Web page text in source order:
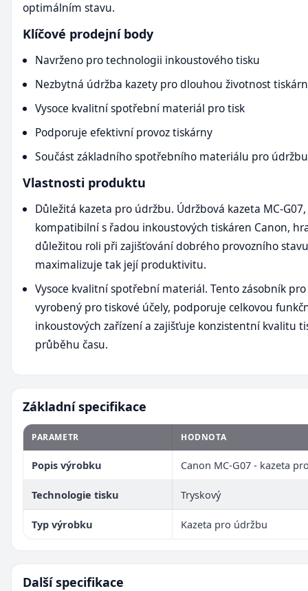
optimálním stavu.
Klíčové prodejní body
Navrženo pro technologii inkoustového tisku
Nezbytná údržba kazety pro dlouhou životnost
Vysoce kvalitní spotřební materiál pro tisk
Podporuje efektivní provoz tiskárny
Součást základního spotřebního materiálu pro údržbu
Vlastnosti produktu
Důležitá kazeta pro údržbu. Údržbová kazeta MC-
kompatibilní s řadou inkoustových tiskáren Canon,
důležitou roli při zajišťování dobrého provozního
maximalizuje tak její produktivitu.
Vysoce kvalitní spotřební materiál. Tento zásobník
vyrobený pro tiskové účely, podporuje celkovou
inkoustových zařízení a zajišťuje konzistentní kvalitu
průběhu času.
Základní specifikace
PARAMETR HODNOTA
Popis výrobku Canon MC-G07 - kazeta
Technologie tisku Tryskový
Typ výrobku Kazeta pro údržbu
Další specifikace